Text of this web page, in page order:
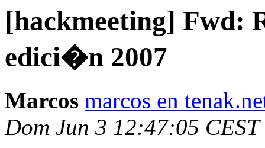
[hackmeeting] Fwd:
edici�n 2007
Marcos marcos en
Dom Jun 3 12:47:05 CEST